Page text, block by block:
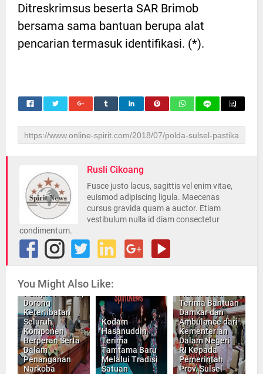
Ditreskrimsus beserta SAR Brimob
bersama sama bantuan berupa alat
pencarian termasuk identifikasi. (*).
Rusli Cikoang
Fusce justo lacus, sagittis vel enim vitae,
euismod adipiscing ligula. Maecenas
cursus gravida quam a auctor. Etiam
vestibulum nulla id diam consectetur
condimentum.
You Might Also Like:
Dorong
Keterlibatan
Seluruh
Komponen
Berperan Serta
Dalam
Penanganan
Narkoba
Kodam
Hasanuddin
Terima
Tamtama Baru
Melalui Tradisi
Satuan
Terima Bantuan
Damkar dan
Ambulance dari
Kementerian
Dalam Negeri
RI Kepada
Pemerintah
Prov. Sulsel